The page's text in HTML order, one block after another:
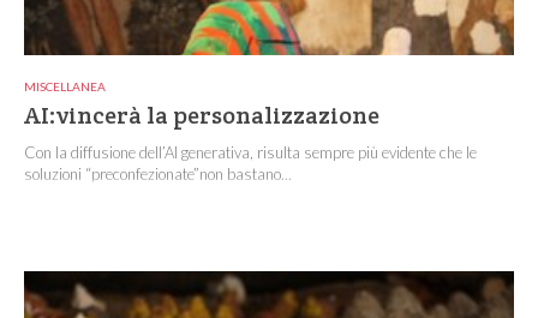
MISCELLANEA
AI:vincerà la personalizzazione
Con la diffusione dell’AI generativa, risulta sempre più evidente che le
soluzioni “preconfezionate”non bastano...